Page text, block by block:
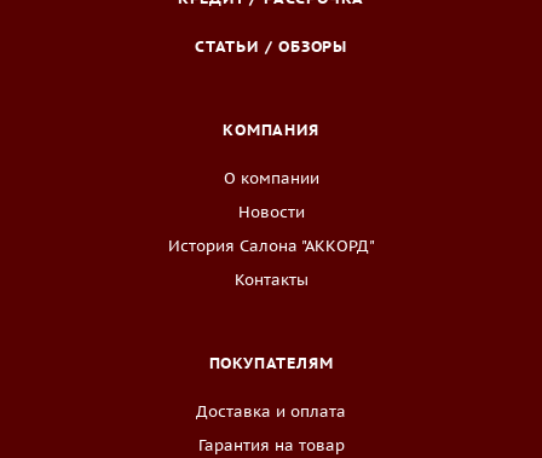
СТАТЬИ / ОБЗОРЫ
КОМПАНИЯ
О компании
Новости
История Салона "АККОРД"
Контакты
ПОКУПАТЕЛЯМ
Доставка и оплата
Гарантия на товар